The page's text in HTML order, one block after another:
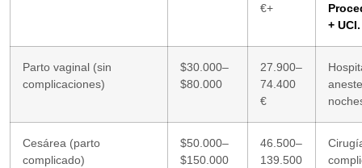
€+
+ UCI.
Parto vaginal (sin
complicaciones)
$30.000–
$80.000
27.900–
74.400
€
Cesárea (parto
complicado)
$50.000–
$150.000
46.500–
139.500